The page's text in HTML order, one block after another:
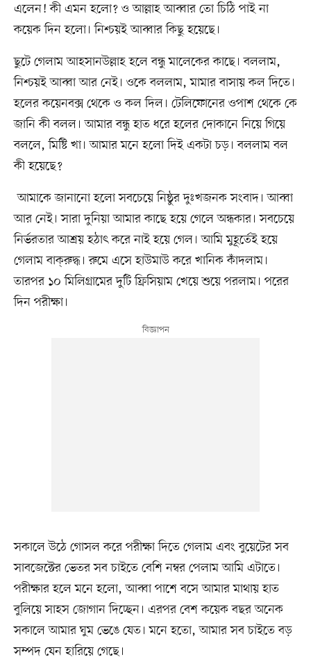
এলেন! কী এমন হলো? ও আল্লাহ আব্বার তো চিঠি পাই না
কয়েক দিন হলো। নিশ্চয়ই আব্বার কিছু হয়েছে।
ছুটে গেলাম আহসানউল্লাহ হলে বন্ধু মালেকের কাছে। বললাম,
নিশ্চয়ই আব্বা আর নেই। ওকে বললাম, মামার বাসায় কল দিতে।
হলের কয়েনবক্স থেকে ও কল দিল। টেলিফোনের ওপাশ থেকে কে
জানি কী বলল। আমার বন্ধু হাত ধরে হলের দোকানে নিয়ে গিয়ে
বললে, মিষ্টি খা। আমার মনে হলো দিই একটা চড়। বললাম বল
কী হয়েছে?
আমাকে জানানো হলো সবচেয়ে নিষ্ঠুর দুঃখজনক সংবাদ। আব্বা
আর নেই। সারা দুনিয়া আমার কাছে হয়ে গেলে অন্ধকার। সবচেয়ে
নির্ভরতার আশ্রয় হঠাৎ করে নাই হয়ে গেল। আমি মুহূর্তেই হয়ে
গেলাম বাক্‌রুদ্ধ। রুমে এসে হাউমাউ করে খানিক কাঁদলাম।
তারপর ১০ মিলিগ্রামের দুটি ফ্রিসিয়াম খেয়ে শুয়ে পরলাম। পরের
দিন পরীক্ষা।
সকালে উঠে গোসল করে পরীক্ষা দিতে গেলাম এবং বুয়েটের সব
সাবজেক্টের ভেতর সব চাইতে বেশি নম্বর পেলাম আমি এটাতে।
পরীক্ষার হলে মনে হলো, আব্বা পাশে বসে আমার মাথায় হাত
বুলিয়ে সাহস জোগান দিচ্ছেন। এরপর বেশ কয়েক বছর অনেক
সকালে আমার ঘুম ভেঙে যেত। মনে হতো, আমার সব চাইতে বড়
সম্পদ যেন হারিয়ে গেছে।